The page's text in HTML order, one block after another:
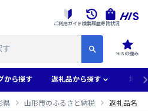
HISの強み
ご利用ガイド検索履歴寄附状況
から探す 返礼品から探す 地域
県 山形市のふるさと納税 返礼品名